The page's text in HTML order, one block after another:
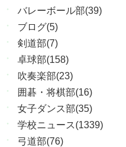
バレーボール部(39)
ブログ(5)
剣道部(7)
卓球部(158)
吹奏楽部(23)
囲碁・将棋部(16)
女子ダンス部(35)
学校ニュース(1339)
弓道部(76)